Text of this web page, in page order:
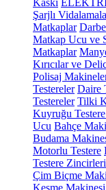
Kaskı
Şarjlı
Matkaplar
Matkap Ucu ve
Matkaplar
Kırıcılar ve
Polisaj
Testereler Daire
Testereler Tilki
Kuyruğu
Ucu Bahçe
Budama
Motorlu Testere
Testere
Çim Biçme
Kesme Makinesi